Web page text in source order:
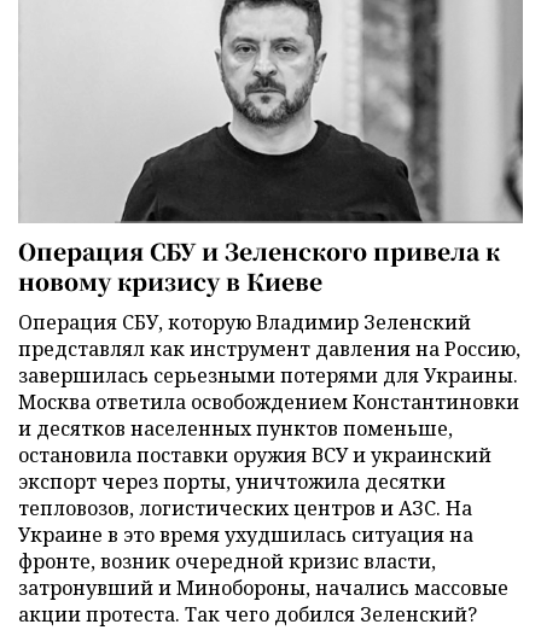
Операция СБУ и Зеленского привела к
новому кризису в Киеве
Операция СБУ, которую Владимир Зеленский
представлял как инструмент давления на Россию,
завершилась серьезными потерями для Украины.
Москва ответила освобождением Константиновки
и десятков населенных пунктов поменьше,
остановила поставки оружия ВСУ и украинский
экспорт через порты, уничтожила десятки
тепловозов, логистических центров и АЗС. На
Украине в это время ухудшилась ситуация на
фронте, возник очередной кризис власти,
затронувший и Минобороны, начались массовые
акции протеста. Так чего добился Зеленский?